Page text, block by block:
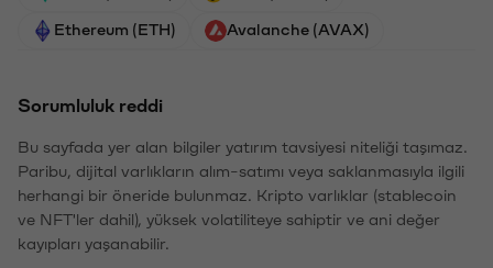
Ethereum (ETH) Avalanche (AVAX)
Sorumluluk reddi
Bu sayfada yer alan bilgiler yatırım tavsiyesi niteliği taşımaz.
Paribu, dijital varlıkların alım-satımı veya saklanmasıyla ilgili
herhangi bir öneride bulunmaz. Kripto varlıklar (stablecoin
ve NFT'ler dahil), yüksek volatiliteye sahiptir ve ani değer
kayıpları yaşanabilir.